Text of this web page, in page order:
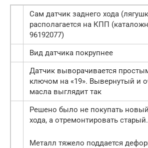
Cам датчик заднего хода
располагается на КПП
96192077)
Вид датчика покрупнее
Датчик выворачивается
ключом на «19». Вывернутый и
масла выглядит так
Решено было не покупать
хода, а отремонтировать старый.
Металл тяжело поддается